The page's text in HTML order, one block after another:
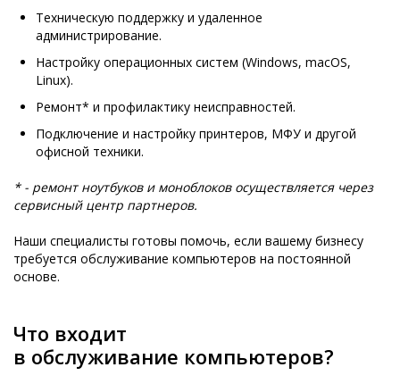
Техническую поддержку и удаленное
администрирование.
Настройку операционных систем (Windows, macOS,
Linux).
Ремонт* и профилактику неисправностей.
Подключение и настройку принтеров, МФУ и другой
офисной техники.
* - ремонт ноутбуков и моноблоков осуществляется через
сервисный центр партнеров.
Наши специалисты готовы помочь, если вашему бизнесу
требуется обслуживание компьютеров на постоянной
основе.
Что входит
в обслуживание компьютеров?